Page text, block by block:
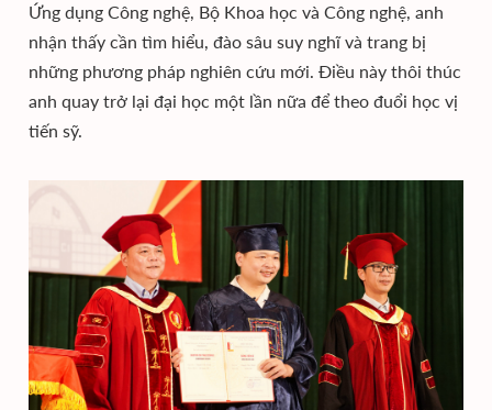
Ứng dụng Công nghệ, Bộ Khoa học và Công nghệ, anh
nhận thấy cần tìm hiểu, đào sâu suy nghĩ và trang bị
những phương pháp nghiên cứu mới. Điều này thôi thúc
anh quay trở lại đại học một lần nữa để theo đuổi học vị
tiến sỹ.